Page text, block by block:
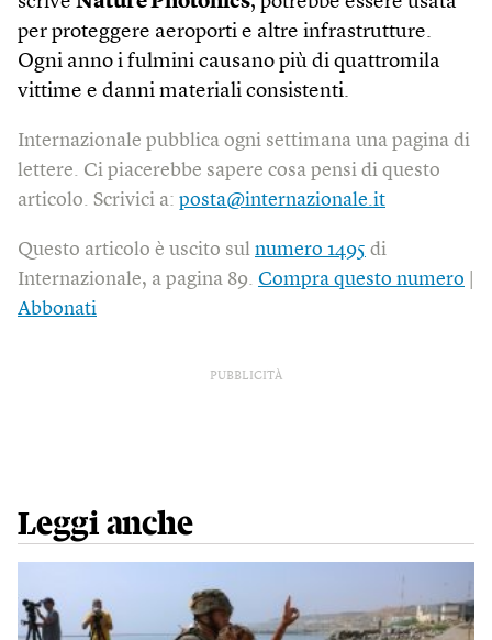
per proteggere aeroporti e altre infrastrutture.
Ogni anno i fulmini causano più di quattromila
vittime e danni materiali consistenti.
Internazionale pubblica ogni settimana una pagina di
lettere. Ci piacerebbe sapere cosa pensi di questo
articolo. Scrivici a: posta@internazionale.it
Questo articolo è uscito sul numero 1495 di
Internazionale, a pagina 89. Compra questo numero
Abbonati
PUBBLICITÀ
Leggi anche